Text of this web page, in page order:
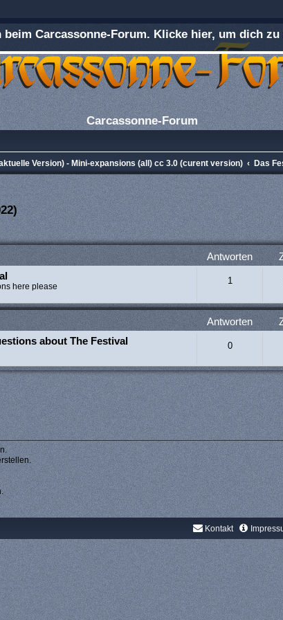
beim Carcassonne-Forum. Klicke hier, um dich
Carcassonne-Forum
Version) - Mini-expansions (all) cc 3.0 (curent version) Das
Suche
Antworten
here please
1
Antworten
about The Festival 0
Kontakt